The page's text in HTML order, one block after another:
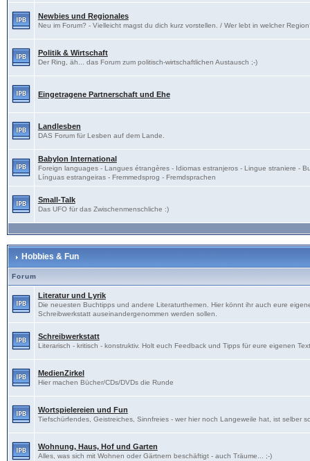
Newbies und Regionales
Neu im Forum? - Vielleicht magst du dich kurz vorstellen. / Wer lebt in welcher
Politik & Wirtschaft
Der Ring, äh... das Forum zum politisch-wirtschaftlichen Austausch ;-)
Eingetragene Partnerschaft und Ehe
Landlesben
DAS Forum für Lesben auf dem Lande.
Babylon International
Foreign languages - Langues étrangères - Idiomas estranjeros - Lingue straniere -
Línguas estrangeiras - Fremmedsprog - Fremdsprachen
Small-Talk
Das UFO für das Zwischenmenschliche :)
Hobbies & Fun
Forum
Literatur und Lyrik
Die neuesten Buchtipps und andere Literaturthemen. Hier könnt ihr auch eure
Schreibwerkstatt auseinandergenommen werden sollen.
Schreibwerkstatt
Literarisch - kritisch - konstruktiv. Holt euch Feedback und Tipps für eure eigenen
MedienZirkel
Hier machen Bücher/CDs/DVDs die Runde
Wortspielereien und Fun
Tiefschürfendes, Geistreiches, Sinnfreies - wer hier noch Langeweile hat, ist selber
Wohnung, Haus, Hof und Garten
Alles, was sich mit Wohnen oder Gärtnern beschäftigt - auch Träume... ;-)